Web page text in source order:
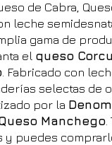
de Cabra,
leche
gama de
el queso
. Fabricado con
selectas de
por la
Manchego.
y puedes